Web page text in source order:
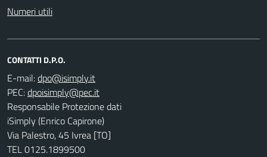
Numeri utili
CONTATTI D.P.O.
E-mail:
PEC:
Responsabile Protezione dati
iSimply (Enrico Capirone)
Via Palestro, 45 Ivrea [TO]
TEL 0125.1899500